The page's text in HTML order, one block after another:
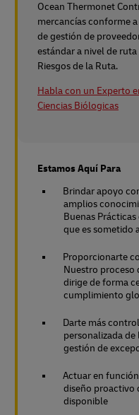
Ocean Thermonet
mercancías conforme a
de gestión de
estándar a nivel de
Riesgos de la Ruta.
Habla con un Experto
Ciencias Biólogicas
Estamos Aquí Para
Brindar apoyo
amplios
Buenas
que es sometido
Proporcionarte
Nuestro proceso
dirige de forma
cumplimiento
Darte más
personalizada de
gestión de
Actuar en
diseño proactivo
disponible